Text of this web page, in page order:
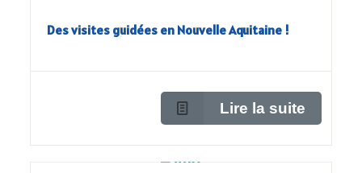
Des visites guidées en Nouvelle Aquitaine !
Lire la suite